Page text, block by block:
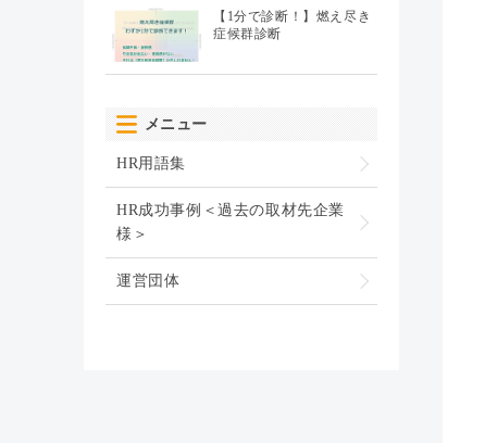
【1分で診断！】燃え尽き
症候群診断
メニュー
HR用語集
HR成功事例＜過去の取材先企業
様＞
運営団体